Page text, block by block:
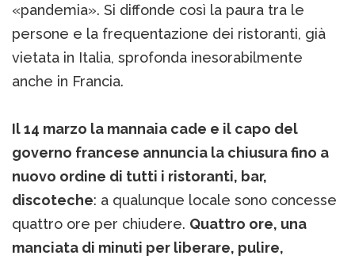
«pandemia». Si diffonde così la paura tra le
persone e la frequentazione dei ristoranti, già
vietata in Italia, sprofonda inesorabilmente
anche in Francia.
Il 14 marzo la mannaia cade e il capo del
governo francese annuncia la chiusura fino a
nuovo ordine di tutti i ristoranti, bar,
discoteche: a qualunque locale sono concesse
quattro ore per chiudere. Quattro ore, una
manciata di minuti per liberare, pulire,